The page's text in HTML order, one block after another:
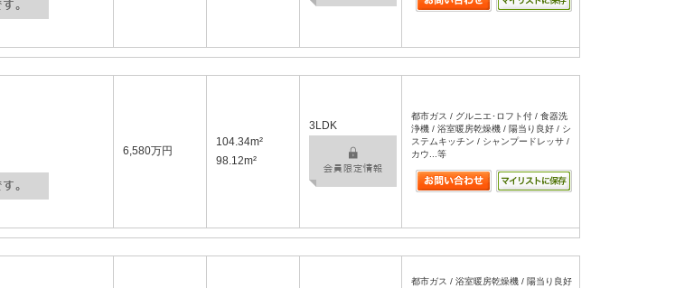
6,580万円
104.34m²
98.12m²
3LDK
都市ガス / グルニエ･ロフト付 / 食器洗
浄機 / 浴室暖房乾燥機 / 陽当り良好 / シ
ステムキッチン / シャンプードレッサ /
カウ...等
都市ガス / 浴室暖房乾燥機 / 陽当り良好